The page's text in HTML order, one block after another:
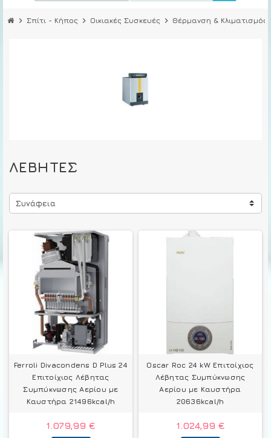
chevron_right Σπίτι - Κήπος chevron_right Οικιακές Συσκευές chevron_right Θέρμανση & Κλιματισμός
ΛΈΒΗΤΕΣ
Συνάφεια
Ferroli Divacondens D Plus 24
Επιτοίχιος Λέβητας
Συμπύκνωσης Αερίου με
Καυστήρα 21496kcal/h
1.079,99 €
Oscar Roc 24 kW Επιτοίχιος
Λέβητας Συμπύκνωσης
Αερίου με Καυστήρα
20636kcal/h
1.024,99 €